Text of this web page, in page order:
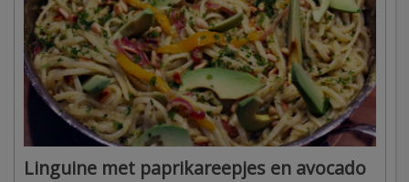
Linguine met paprikareepjes en avocado